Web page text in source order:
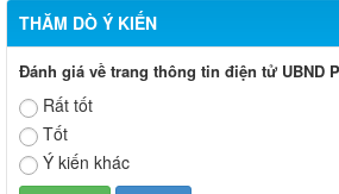
THĂM DÒ Ý KIẾN
Đánh giá về trang thông tin điện tử UBND
Rất tốt
Tốt
Ý kiến khác